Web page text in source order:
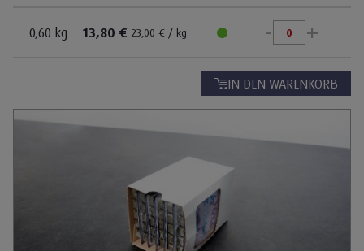
0,60 kg 13,80 € 23,00 € / kg - +
IN DEN WARENKORB